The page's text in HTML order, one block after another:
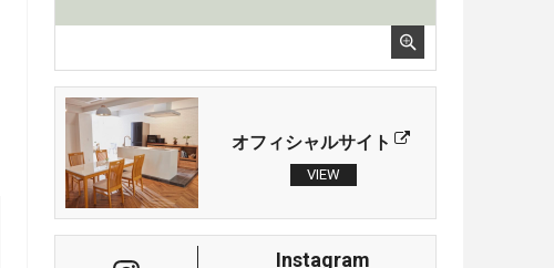
オフィシャルサイト
VIEW
Instagram